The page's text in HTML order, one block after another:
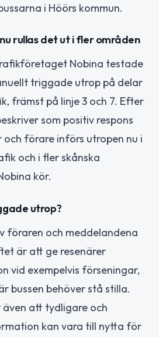
i Höörs kommun.
rullas det ut i fler områden
Nobina testade
triggade utrop på delar
främst på linje 3 och 7. Efter
som positiv respons
förare införs utropen nu i
och i fler skånska
kör.
utrop?
föraren och meddelandena
är att ge resenärer
vid exempelvis förseningar,
bussen behöver stå stilla.
att tydligare och
kan vara till nytta för